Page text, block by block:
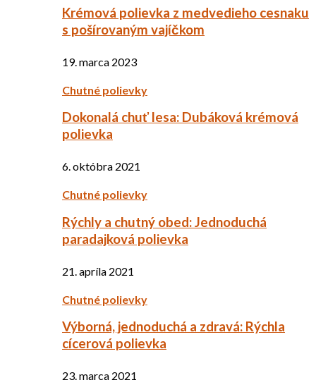
Krémová polievka z medvedieho cesnaku
s pošírovaným vajíčkom
19. marca 2023
Chutné polievky
Dokonalá chuť lesa: Dubáková krémová
polievka
6. októbra 2021
Chutné polievky
Rýchly a chutný obed: Jednoduchá
paradajková polievka
21. apríla 2021
Chutné polievky
Výborná, jednoduchá a zdravá: Rýchla
cícerová polievka
23. marca 2021